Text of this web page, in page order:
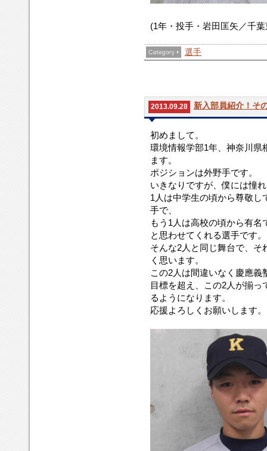
(1年・投手・岩田匡矢／千
選手
2013.09.28 新入部員紹介！そ
初めまして。
環境情報学部1年、神奈川県
ます。
ポジションは外野手です。
いきなりですが、僕には憧
1人は中学生の頃から尊敬し
手で、
もう1人は高校の頃から有
と思わせてくれる選手です。
そんな2人と同じ舞台で、そ
く思います。
この2人は間違いなく慶應
目標を超え、この2人が揃
るようになります。
応援よろしくお願いします。